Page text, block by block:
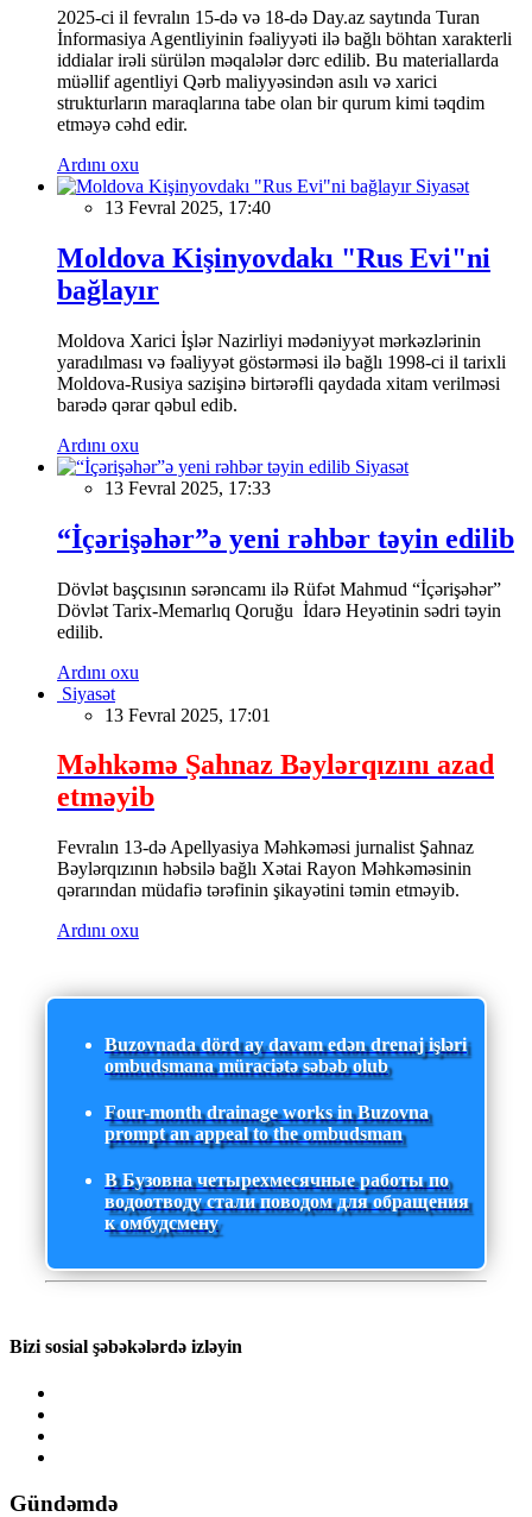
2025-ci il fevralın 15-də və 18-də Day.az saytında Turan
İnformasiya Agentliyinin fəaliyyəti ilə bağlı böhtan xarakterli
iddialar irəli sürülən məqalələr dərc edilib. Bu materiallarda
müəllif agentliyi Qərb maliyyəsindən asılı və xarici
strukturların maraqlarına tabe olan bir qurum kimi təqdim
etməyə cəhd edir.
Ardını oxu
Siyasət
13 Fevral 2025, 17:40
Moldova Kişinyovdakı "Rus Evi"ni
bağlayır
Moldova Xarici İşlər Nazirliyi mədəniyyət mərkəzlərinin
yaradılması və fəaliyyət göstərməsi ilə bağlı 1998-ci il tarixli
Moldova-Rusiya sazişinə birtərəfli qaydada xitam verilməsi
barədə qərar qəbul edib.
Ardını oxu
Siyasət
13 Fevral 2025, 17:33
“İçərişəhər”ə yeni rəhbər təyin edilib
Dövlət başçısının sərəncamı ilə Rüfət Mahmud “İçərişəhər”
Dövlət Tarix-Memarlıq Qoruğu İdarə Heyətinin sədri təyin
edilib.
Ardını oxu
Siyasət
13 Fevral 2025, 17:01
Məhkəmə Şahnaz Bəylərqızını azad
etməyib
Fevralın 13-də Apellyasiya Məhkəməsi jurnalist Şahnaz
Bəylərqızının həbsilə bağlı Xətai Rayon Məhkəməsinin
qərarından müdafiə tərəfinin şikayətini təmin etməyib.
Ardını oxu
Buzovnada dörd ay davam edən drenaj işləri
ombudsmana müraciətə səbəb olub
Four-month drainage works in Buzovna
prompt an appeal to the ombudsman
В Бузовна четырехмесячные работы по
водоотводу стали поводом для обращения
к омбудсмену
Bizi sosial şəbəkələrdə izləyin
Gündəmdə